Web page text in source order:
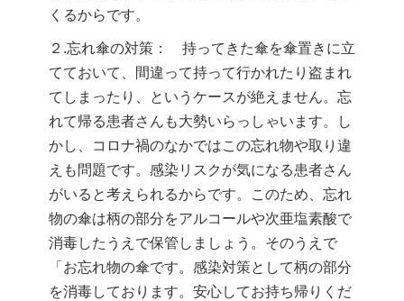
くるからです。
２.忘れ傘の対策： 持ってきた傘を傘置きに立
てておいて、間違って持って行かれたり盗まれ
てしまったり、というケースが絶えません。忘
れて帰る患者さんも大勢いらっしゃいます。し
かし、コロナ禍のなかではこの忘れ物や取り違
えも問題です。感染リスクが気になる患者さん
がいると考えられるからです。このため、忘れ
物の傘は柄の部分をアルコールや次亜塩素酸で
消毒したうえで保管しましょう。そのうえで
「お忘れ物の傘です。感染対策として柄の部分
を消毒しております。安心してお持ち帰りくだ